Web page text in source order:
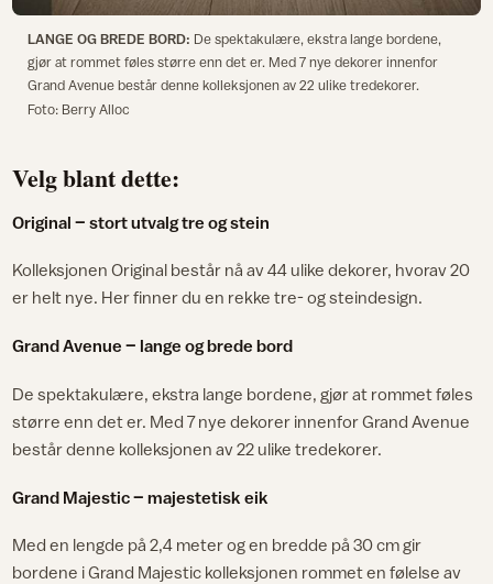
LANGE OG BREDE BORD: De spektakulære, ekstra lange bordene,
gjør at rommet føles større enn det er. Med 7 nye dekorer innenfor
Grand Avenue består denne kolleksjonen av 22 ulike tredekorer.
Foto: Berry Alloc
Velg blant dette:
Original – stort utvalg tre og stein
Kolleksjonen Original består nå av 44 ulike dekorer, hvorav 20
er helt nye. Her finner du en rekke tre- og steindesign.
Grand Avenue – lange og brede bord
De spektakulære, ekstra lange bordene, gjør at rommet føles
større enn det er. Med 7 nye dekorer innenfor Grand Avenue
består denne kolleksjonen av 22 ulike tredekorer.
Grand Majestic – majestetisk eik
Med en lengde på 2,4 meter og en bredde på 30 cm gir
bordene i Grand Majestic kolleksjonen rommet en følelse av